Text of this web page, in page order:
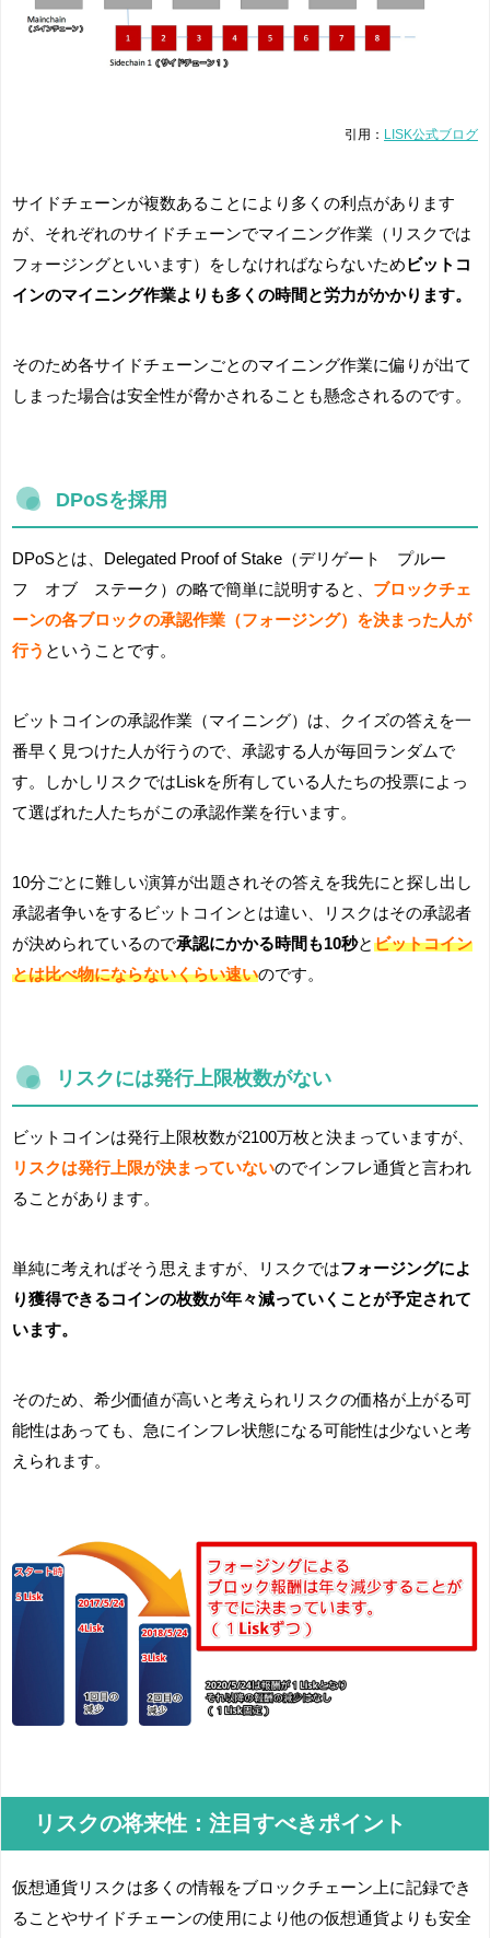
引用： LISK公式ブログ
サイドチェーンが複数あることにより多くの利点があります
が、それぞれのサイドチェーンでマイニング作業（リスクでは
フォージングといいます）をしなければならないため ビットコ
インのマイニング作業よりも多くの時間と労力がかかります。
そのため各サイドチェーンごとのマイニング作業に偏りが出て
しまった場合は安全性が脅かされることも懸念されるのです。
DPoSを採用
DPoSとは、Delegated Proof of Stake（デリゲート プルー
フ オブ ステーク）の略で簡単に説明すると、 ブロックチェ
ーンの各ブロックの承認作業（フォージング）を決まった人が
行う ということです。
ビットコインの承認作業（マイニング）は、クイズの答えを一
番早く見つけた人が行うので、承認する人が毎回ランダムで
す。しかしリスクではLiskを所有している人たちの投票によっ
て選ばれた人たちがこの承認作業を行います。
10分ごとに難しい演算が出題されその答えを我先にと探し出し
承認者争いをするビットコインとは違い、リスクはその承認者
が決められているので承認にかかる時間も10秒と ビットコイン
とは比べ物にならないくらい速いのです。
リスクには発行上限枚数がない
ビットコインは発行上限枚数が2100万枚と決まっていますが、
リスクは発行上限が決まっていないのでインフレ通貨と言われ
ることがあります。
単純に考えればそう思えますが、リスクではフォージングによ
り獲得できるコインの枚数が年々減っていくことが予定されて
います。
そのため、希少価値が高いと考えられリスクの価格が上がる可
能性はあっても、急にインフレ状態になる可能性は少ないと考
えられます。
リスクの将来性：注目すべきポイント
仮想通貨リスクは多くの情報をブロックチェーン上に記録でき
ることやサイドチェーンの使用により他の仮想通貨よりも安全